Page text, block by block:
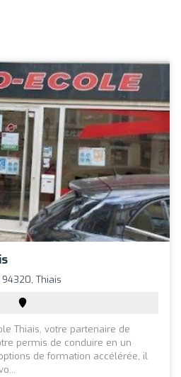
Thiais
Thiais, votre partenaire de
permis de conduire en un
de formation accélérée, il